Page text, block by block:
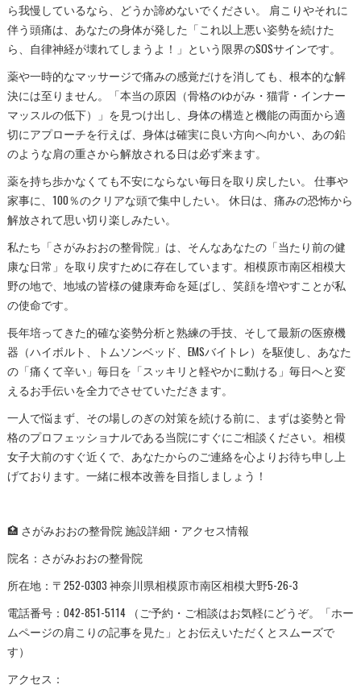
ら我慢しているなら、どうか諦めないでください。 肩こりやそれに
伴う頭痛は、あなたの身体が発した「これ以上悪い姿勢を続けた
ら、自律神経が壊れてしまうよ！」という限界のSOSサインです。
薬や一時的なマッサージで痛みの感覚だけを消しても、根本的な解
決には至りません。「本当の原因（骨格のゆがみ・猫背・インナー
マッスルの低下）」を見つけ出し、身体の構造と機能の両面から適
切にアプローチを行えば、身体は確実に良い方向へ向かい、あの鉛
のような肩の重さから解放される日は必ず来ます。
薬を持ち歩かなくても不安にならない毎日を取り戻したい。 仕事や
家事に、100％のクリアな頭で集中したい。 休日は、痛みの恐怖から
解放されて思い切り楽しみたい。
私たち「さがみおおの整骨院」は、そんなあなたの「当たり前の健
康な日常」を取り戻すために存在しています。相模原市南区相模大
野の地で、地域の皆様の健康寿命を延ばし、笑顔を増やすことが私
の使命です。
長年培ってきた的確な姿勢分析と熟練の手技、そして最新の医療機
器（ハイボルト、トムソンベッド、EMSバイトレ）を駆使し、あなた
の「痛くて辛い」毎日を「スッキリと軽やかに動ける」毎日へと変
えるお手伝いを全力でさせていただきます。
一人で悩まず、その場しのぎの対策を続ける前に、まずは姿勢と骨
格のプロフェッショナルである当院にすぐにご相談ください。相模
女子大前のすぐ近くで、あなたからのご連絡を心よりお待ち申し上
げております。一緒に根本改善を目指しましょう！
🏥 さがみおおの整骨院 施設詳細・アクセス情報
院名：さがみおおの整骨院
所在地：〒252-0303 神奈川県相模原市南区相模大野5-26-3
電話番号：042-851-5114 （ご予約・ご相談はお気軽にどうぞ。「ホー
ムページの肩こりの記事を見た」とお伝えいただくとスムーズで
す）
アクセス：